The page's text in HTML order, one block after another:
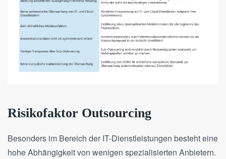
Risikofaktor Outsourcing
Besonders im Bereich der IT-Dienstleistungen besteht eine
hohe Abhängigkeit von wenigen spezialisierten Anbietern.